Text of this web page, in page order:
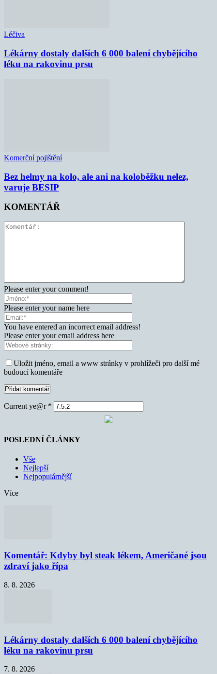
Léčiva
Lékárny dostaly dalších 6 000 balení chybějícího
léku na rakovinu prsu
Komerční pojištění
Bez helmy na kolo, ale ani na koloběžku nelez,
varuje BESIP
KOMENTÁŘ
Please enter your comment!
Please enter your name here
You have entered an incorrect email address!
Please enter your email address here
Uložit jméno, email a www stránky v prohlížeči pro další mé
budoucí komentáře
Current ye@r *
POSLEDNÍ ČLÁNKY
Vše
Nejlepší
Nejpopulárnější
Více
Komentář: Kdyby byl steak lékem, Američané jsou
zdraví jako řípa
8. 8. 2026
Lékárny dostaly dalších 6 000 balení chybějícího
léku na rakovinu prsu
7. 8. 2026